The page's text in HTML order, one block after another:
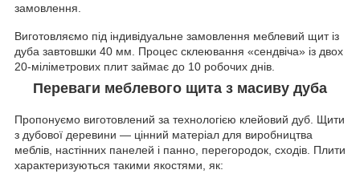
замовлення.
Виготовляємо під індивідуальне замовлення меблевий щит із
дуба завтовшки 40 мм. Процес склеювання «сендвіча» із двох
20-міліметрових плит займає до 10 робочих днів.
Переваги меблевого щита з масиву дуба
Пропонуємо виготовлений за технологією клейовий дуб. Щити
з дубової деревини — цінний матеріал для виробництва
меблів, настінних панелей і панно, перегородок, сходів. Плити
характеризуються такими якостями, як: